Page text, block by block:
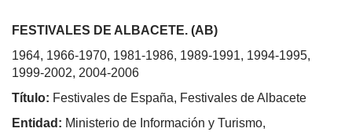
FESTIVALES DE ALBACETE. (AB)
1964, 1966-1970, 1981-1986, 1989-1991, 1994-1995,
1999-2002, 2004-2006
Título: Festivales de España, Festivales de Albacete
Entidad: Ministerio de Información y Turismo,